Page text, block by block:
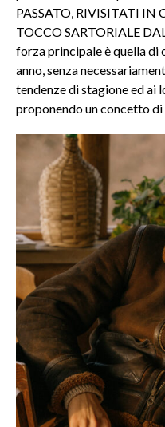
PASSATO, RIVISITATI
TOCCO SARTORIALE
forza principale è quella
anno, senza
tendenze di stagione ed ai
proponendo un concetto